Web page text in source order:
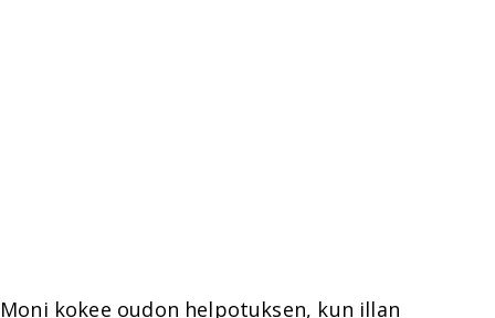
Moni kokee oudon helpotuksen, kun illan